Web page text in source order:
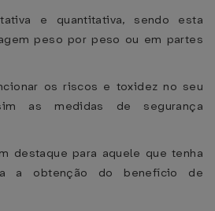
e quantitativa, sendo esta
peso por peso ou em partes
os riscos e toxidez no seu
as medidas de segurança
destaque para aquele que tenha
a obtenção do benefício de